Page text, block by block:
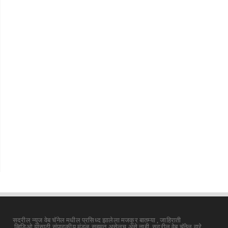
सदरील न्युज वेब चॅनेल मधील प्रसिध्द झालेला मजकूर बातम्या , जाहिराती